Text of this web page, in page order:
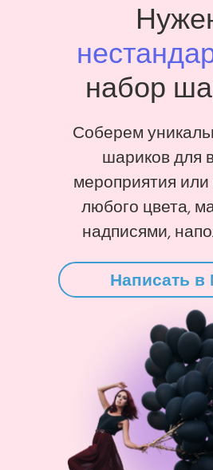
набор
Соберем
шариков для
мероприятия
любого цвета,
надписями,
Написать в